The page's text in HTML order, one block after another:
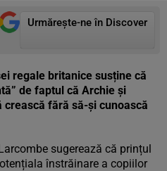
Urmărește-ne în Discover
regale britanice susține că
de faptul că Archie și
fără să-și cunoască
sugerează că prințul
înstrăinare a copiilor